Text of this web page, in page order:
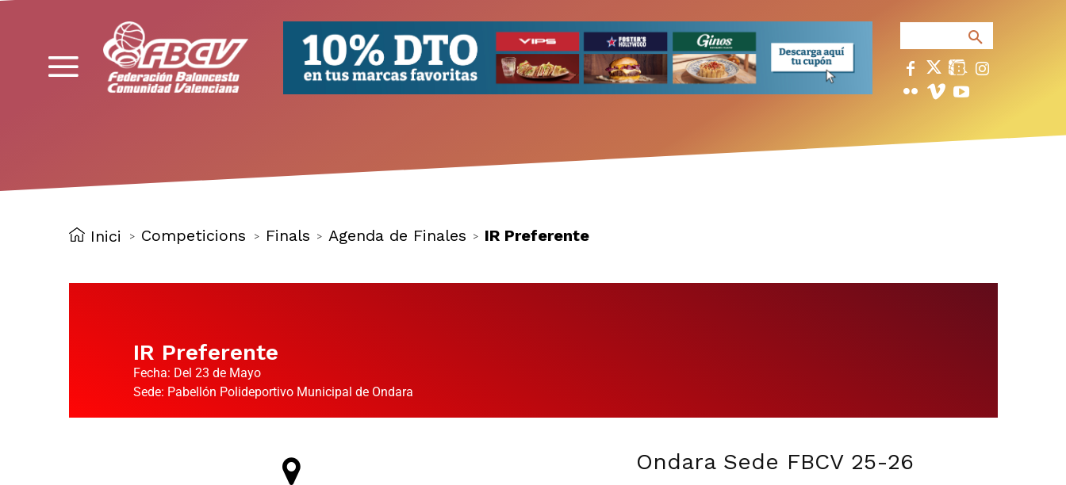
Inici > Competicions > Finals > Agenda de Finales > IR Preferente
IR Preferente
Fecha: Del 23 de Mayo
Sede: Pabellón Polideportivo Municipal de Ondara
Ondara Sede FBCV 25-26